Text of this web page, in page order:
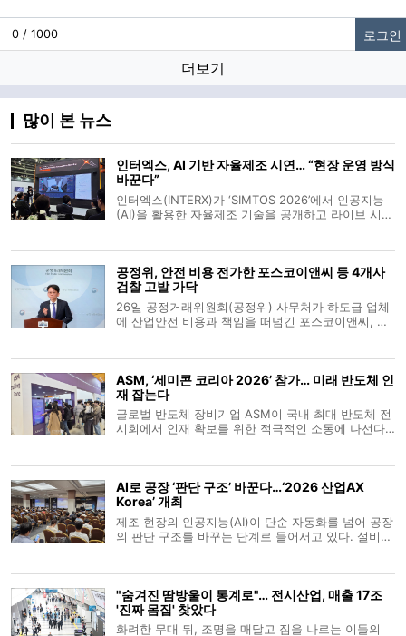
0 / 1000 로그인
더보기
많이 본 뉴스
인터엑스, AI 기반 자율제조 시연… “현장 운영 방식
바꾼다”
인터엑스(INTERX)가 ‘SIMTOS 2026’에서 인공지능
(AI)을 활용한 자율제조 기술을 공개하고 라이브 시연
Machine)’을 선보
공정위, 안전 비용 전가한 포스코이앤씨 등 4개사
검찰 고발 가닥
26일 공정거래위원회(공정위) 사무처가 하도급 업체
에 산업안전 비용과 책임을 떠넘긴 포스코이앤씨, 케
비용을 전가하는 행위는 하도급 업
ASM, ‘세미콘 코리아 2026’ 참가… 미래 반도체 인
재 잡는다
글로벌 반도체 장비기업 ASM이 국내 최대 반도체 전
시회에서 인재 확보를 위한 적극적인 소통에 나선다.
10일 밝혔다. 부스 2층 통
AI로 공장 ‘판단 구조’ 바꾼다…‘2026 산업AX
Korea’ 개최
제조 현장의 인공지능(AI)이 단순 자동화를 넘어 공장
의 판단 구조를 바꾸는 단계로 들어서고 있다. 설비가
이 같은 산업 현장의 변화를
"숨겨진 땀방울이 통계로"… 전시산업, 매출 17조
'진짜 몸집' 찾았다
화려한 무대 뒤, 조명을 매달고 짐을 나르는 이들의